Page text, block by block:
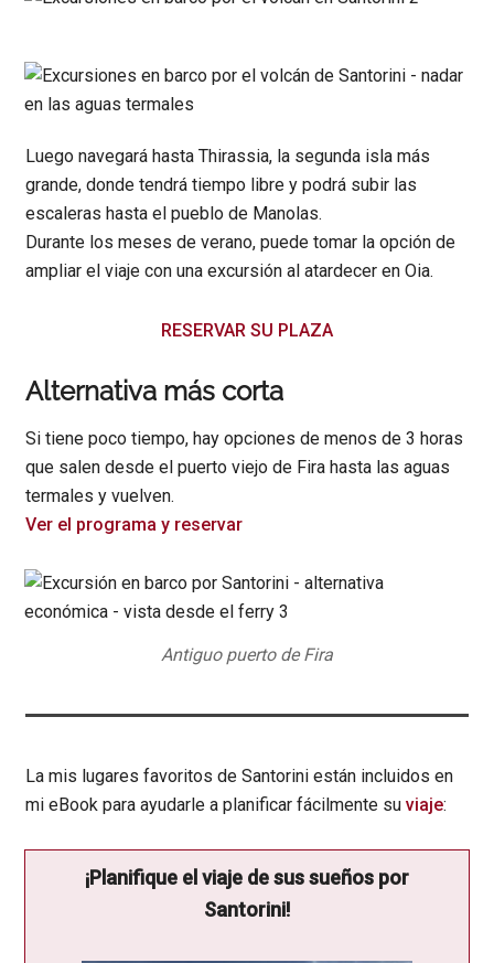
Luego navegará hasta Thirassia, la segunda isla más
grande, donde tendrá tiempo libre y podrá subir las
escaleras hasta el pueblo de Manolas.
Durante los meses de verano, puede tomar la opción de
ampliar el viaje con una excursión al atardecer en Oia.
RESERVAR SU PLAZA
Alternativa más corta
Si tiene poco tiempo, hay opciones de menos de 3 horas
que salen desde el puerto viejo de Fira hasta las aguas
termales y vuelven.
Ver el programa y reservar
Antiguo puerto de Fira
La mis lugares favoritos de Santorini están incluidos en
mi eBook para ayudarle a planificar fácilmente suviaje:
¡Planifique el viaje de sus sueños por
Santorini!